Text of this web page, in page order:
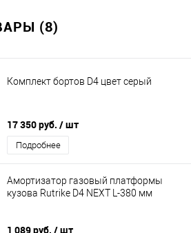
(8)
Комплект бортов D4 цвет серый
17 350 руб. / шт
Подробнее
Амортизатор газовый платформы
кузова Rutrike D4 NEXT L-380 мм
1 089 руб. / шт